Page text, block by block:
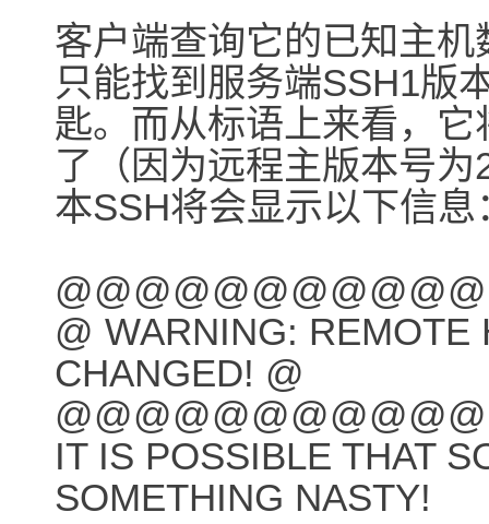
客户端查询它的已知主
只能找到服务端SSH1版
匙。而从标语上来看，
了（因为远程主版本号为
本SSH将会显示以下信息
@ WARNING: REMOTE
CHANGED! @
IT IS POSSIBLE THAT
SOMETHING NASTY!